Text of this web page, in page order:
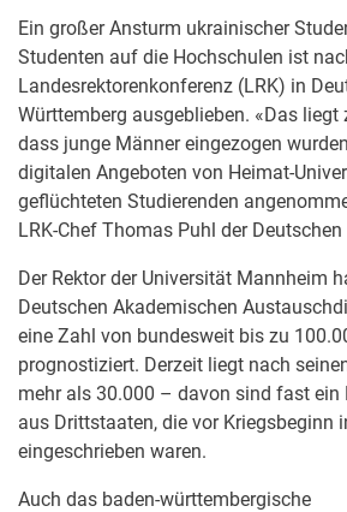
Ein großer Ansturm ukrainischer
Studenten auf die Hochschulen ist
Landesrektorenkonferenz (LRK) in
Württemberg ausgeblieben. «Das liegt
dass junge Männer eingezogen
digitalen Angeboten von Heimat-
geflüchteten Studierenden
LRK-Chef Thomas Puhl der Deutschen
Der Rektor der Universität Mannheim
Deutschen Akademischen
eine Zahl von bundesweit bis zu
prognostiziert. Derzeit liegt nach
mehr als 30.000 – davon sind fast ein
aus Drittstaaten, die vor Kriegsbeginn
eingeschrieben waren.
Auch das baden-württembergische